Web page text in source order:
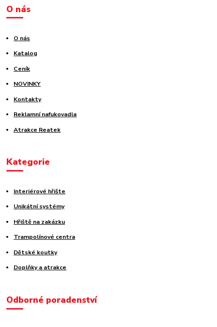
O nás
O nás
Katalog
Ceník
NOVINKY
Kontakty
Reklamní nafukovadla
Atrakce Reatek
Kategorie
Interiérové hřište
Unikátní systémy
Hřiště na zakázku
Trampolínové centra
Dětské koutky
Doplňky a atrakce
Odborné poradenství